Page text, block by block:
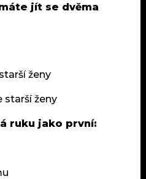
jít se dvěma
ženy
starší ženy
ruku jako první: